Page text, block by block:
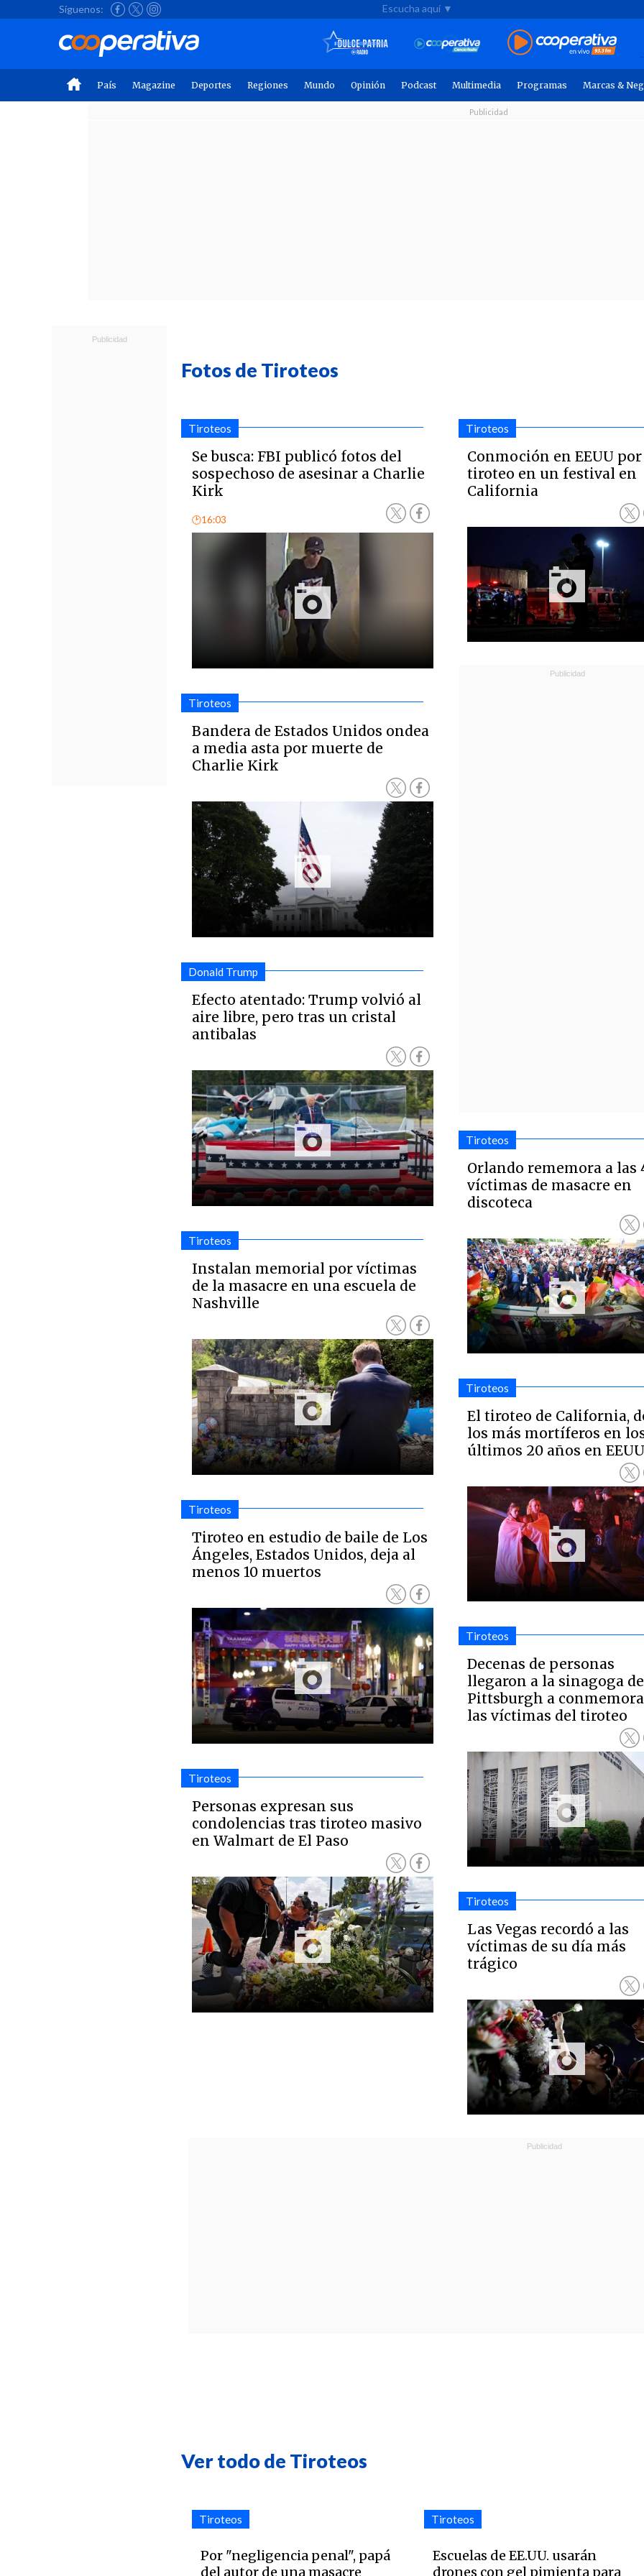
Síguenos: Escucha aquí ▼
País Magazine Deportes Regiones Mundo Opinión Podcast Multimedia Programas Marcas &
Fotos de Tiroteos
Tiroteos
Se busca: FBI publicó fotos del
sospechoso de asesinar a Charlie
Kirk
🕑16:03
Tiroteos
Bandera de Estados Unidos ondea
a media asta por muerte de
Charlie Kirk
Donald Trump
Efecto atentado: Trump volvió al
aire libre, pero tras un cristal
antibalas
Tiroteos
Instalan memorial por víctimas
de la masacre en una escuela de
Nashville
Tiroteos
Tiroteo en estudio de baile de Los
Ángeles, Estados Unidos, deja al
menos 10 muertos
Tiroteos
Personas expresan sus
condolencias tras tiroteo masivo
en Walmart de El Paso
Tiroteos
Conmoción en EEUU por
tiroteo en un festival en
California
Tiroteos
Orlando rememora a las
víctimas de masacre en
discoteca
Tiroteos
El tiroteo de California,
los más mortíferos en
últimos 20 años en
Tiroteos
Decenas de personas
llegaron a la sinagoga de
Pittsburgh a
las víctimas del tiroteo
Tiroteos
Las Vegas recordó a las
víctimas de su día más
trágico
Ver todo de Tiroteos
Tiroteos
Por "negligencia penal", papá
del autor de una masacre
Tiroteos
Escuelas de EE.UU. usarán
drones con gel pimienta para